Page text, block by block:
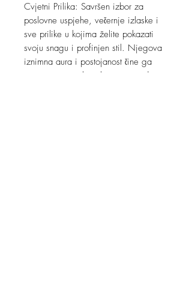
Cvjetni Prilika: Savršen izbor za
poslovne uspjehe, večernje izlaske i
sve prilike u kojima želite pokazati
svoju snagu i profinjen stil. Njegova
iznimna aura i postojanost čine ga
izvrsnim suputnikom kroz sva godišnja